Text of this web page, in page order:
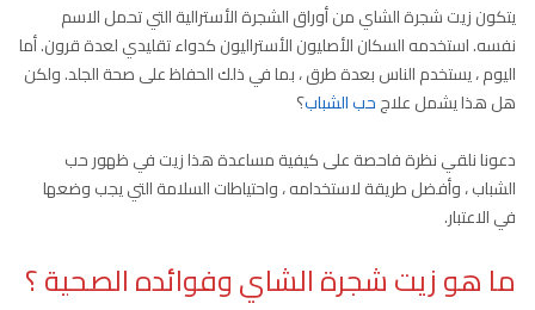
يتكون زيت شجرة الشاي من أوراق الشجرة الأسترالية التي تحمل الاسم
نفسه. استخدمه السكان الأصليون الأستراليون كدواء تقليدي لعدة قرون. أما
اليوم ، يستخدم الناس بعدة طرق ، بما في ذلك الحفاظ على صحة الجلد. ولكن
هل هذا يشمل علاجحب الشباب؟
دعونا نلقي نظرة فاحصة على كيفية مساعدة هذا زيت في ظهور حب
الشباب ، وأفضل طريقة لاستخدامه ، واحتياطات السلامة التي يجب وضعها
في الاعتبار.
ما هو زيت شجرة الشاي وفوائده الصحية ؟